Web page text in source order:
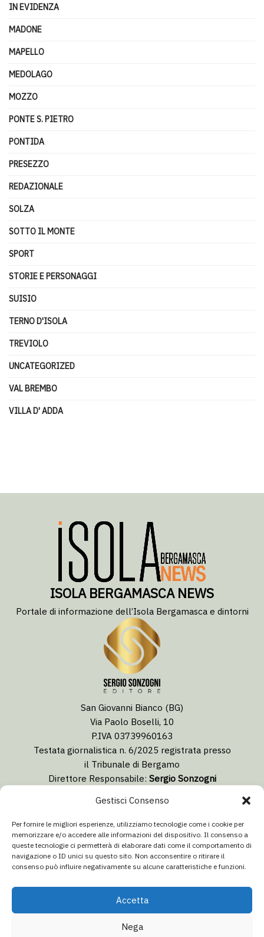
Gestisci Consenso
Per fornire le migliori esperienze, utilizziamo tecnologie come i cookie per
memorizzare e/o accedere alle informazioni del dispositivo. Il consenso a
queste tecnologie ci permetterà di elaborare dati come il comportamento di
navigazione o ID unici su questo sito. Non acconsentire o ritirare il
consenso può influire negativamente su alcune caratteristiche e funzioni.
Accetta
Nega
IN EVIDENZA
MADONE
MAPELLO
MEDOLAGO
MOZZO
PONTE S. PIETRO
PONTIDA
PRESEZZO
REDAZIONALE
SOLZA
SOTTO IL MONTE
SPORT
STORIE E PERSONAGGI
SUISIO
TERNO D'ISOLA
TREVIOLO
UNCATEGORIZED
VAL BREMBO
VILLA D' ADDA
ISOLA BERGAMASCA NEWS
Portale di informazione dell’Isola Bergamasca e dintorni
San Giovanni Bianco (BG)
Via Paolo Boselli, 10
P.IVA 03739960163
Testata giornalistica n. 6/2025 registrata presso
il Tribunale di Bergamo
Direttore Responsabile: Sergio Sonzogni
redazione@isolabergamascanews.it
info@italiacommunication.com
Telefono: 0345 41834